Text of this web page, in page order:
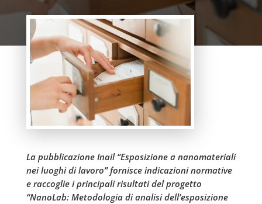
La pubblicazione Inail “Esposizione a nanomateriali
nei luoghi di lavoro” fornisce indicazioni normative
e raccoglie i principali risultati del progetto
“NanoLab: Metodologia di analisi dell’esposizione